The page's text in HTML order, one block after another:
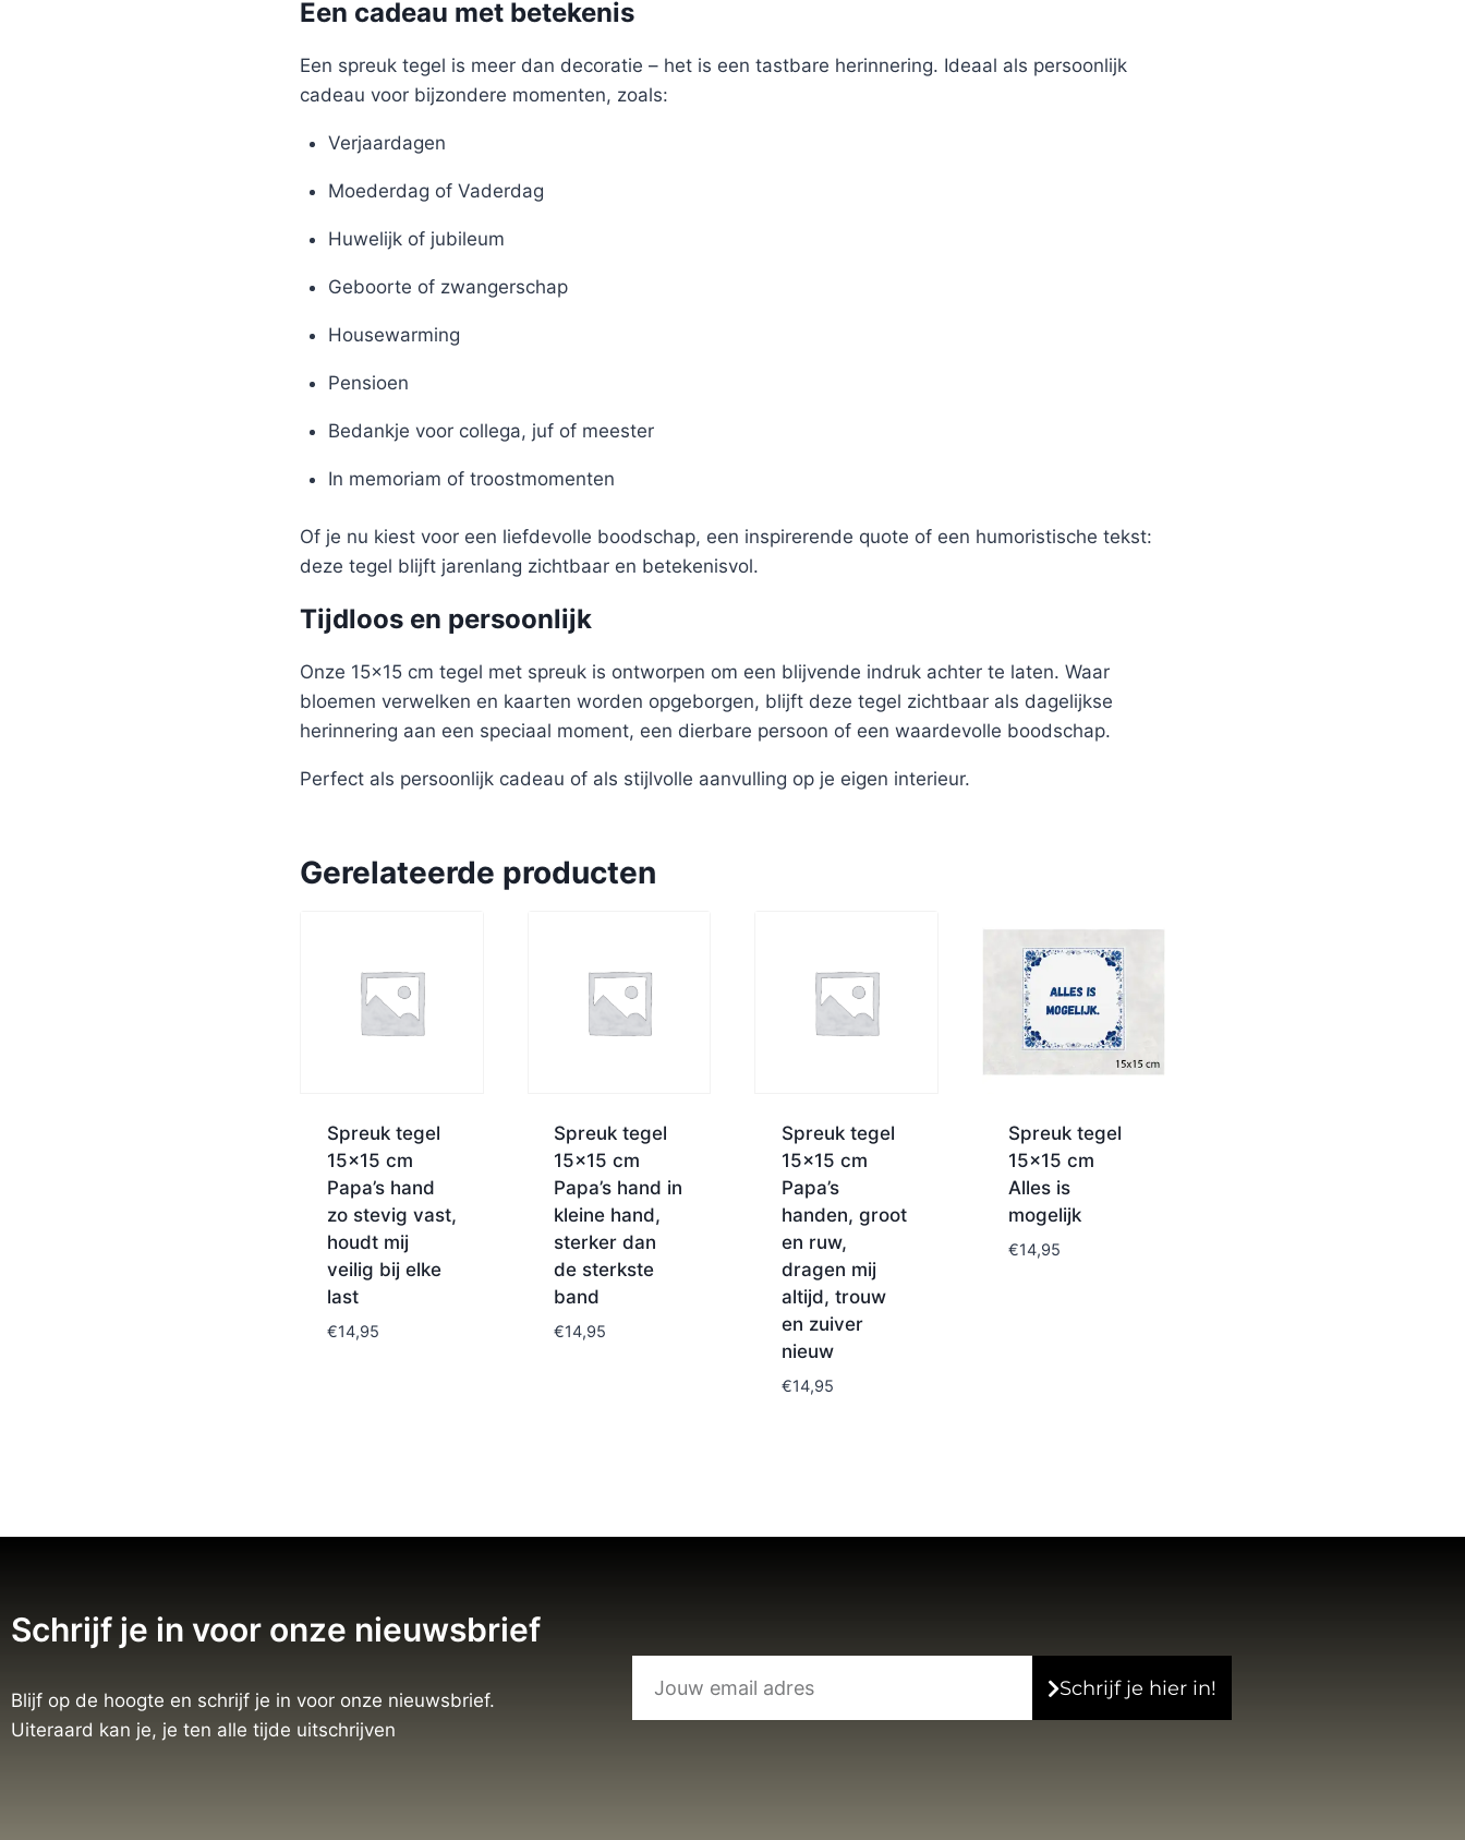
Een cadeau met betekenis
Een spreuk tegel is meer dan decoratie – het is een tastbare herinnering. Ideaal als persoonlijk
cadeau voor bijzondere momenten, zoals:
Verjaardagen
Moederdag of Vaderdag
Huwelijk of jubileum
Geboorte of zwangerschap
Housewarming
Pensioen
Bedankje voor collega, juf of meester
In memoriam of troostmomenten
Of je nu kiest voor een liefdevolle boodschap, een inspirerende quote of een humoristische tekst:
deze tegel blijft jarenlang zichtbaar en betekenisvol.
Tijdloos en persoonlijk
Onze 15×15 cm tegel met spreuk is ontworpen om een blijvende indruk achter te laten. Waar
bloemen verwelken en kaarten worden opgeborgen, blijft deze tegel zichtbaar als dagelijkse
herinnering aan een speciaal moment, een dierbare persoon of een waardevolle boodschap.
Perfect als persoonlijk cadeau of als stijlvolle aanvulling op je eigen interieur.
Gerelateerde producten
Spreuk tegel
15×15 cm
Papa’s hand
zo stevig vast,
houdt mij
veilig bij elke
last
€14,95
Spreuk tegel
15×15 cm
Papa’s hand in
kleine hand,
sterker dan
de sterkste
band
€14,95
Spreuk tegel
15×15 cm
Papa’s
handen, groot
en ruw,
dragen mij
altijd, trouw
en zuiver
nieuw
€14,95
Spreuk tegel
15×15 cm
Alles is
mogelijk
€14,95
Schrijf je in voor onze nieuwsbrief
Blijf op de hoogte en schrijf je in voor onze nieuwsbrief.
Uiteraard kan je, je ten alle tijde uitschrijven
Schrijf je hier in!